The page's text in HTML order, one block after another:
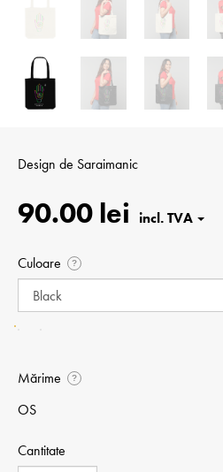
Design de Saraimanic
90.00 lei
Culoare ?
Mărime ?
OS
Cantitate